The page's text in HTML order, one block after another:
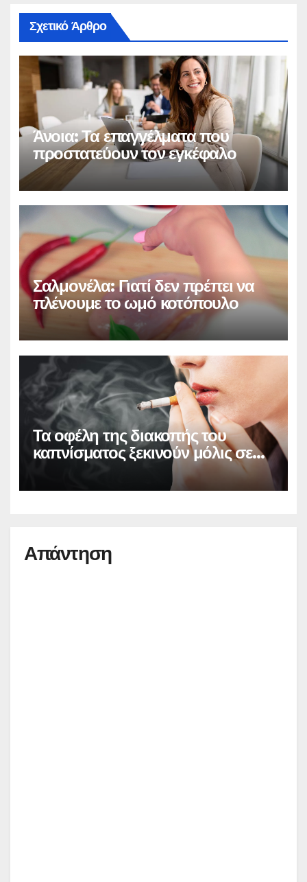
Σχετικό Άρθρο
Άνοια: Τα επαγγέλματα που
προστατεύουν τον εγκέφαλο
Σαλμονέλα: Γιατί δεν πρέπει να
πλένουμε το ωμό κοτόπουλο
Τα οφέλη της διακοπής του
καπνίσματος ξεκινούν μόλις σε
20 λεπτά
Απάντηση